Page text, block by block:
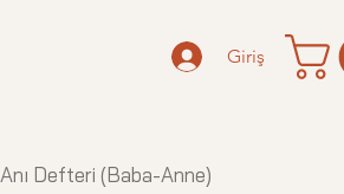
Giriş
Anı Defteri (Baba-Anne)